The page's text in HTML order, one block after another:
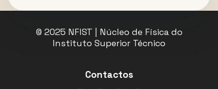
© 2025 NFIST | Núcleo de Física do
Instituto Superior Técnico
Contactos